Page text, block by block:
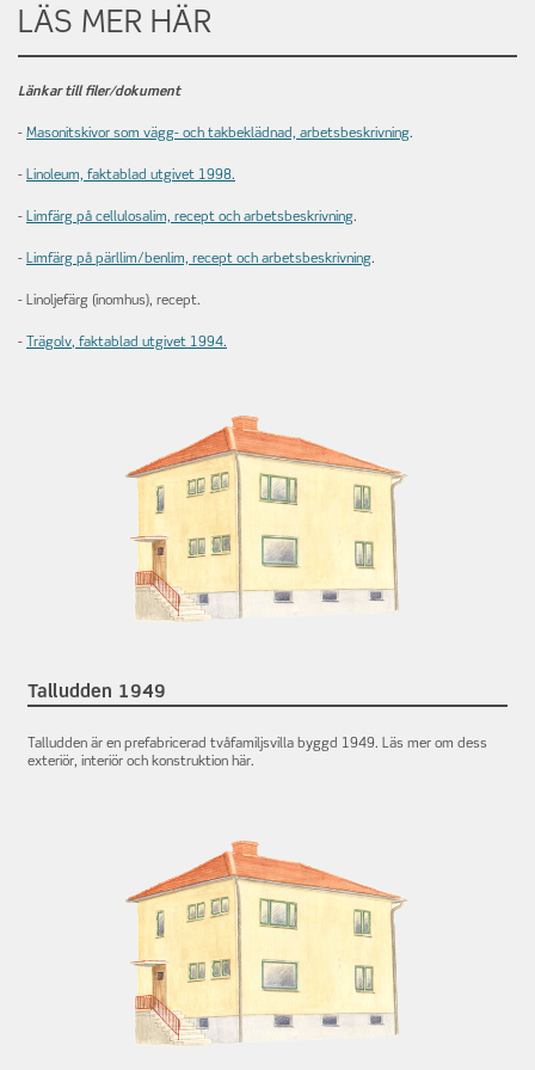
LÄS MER HÄR
Länkar till filer/dokument
- Masonitskivor som vägg- och takbeklädnad, arbetsbeskrivning.
- Linoleum, faktablad utgivet 1998.
- Limfärg på cellulosalim, recept och arbetsbeskrivning.
- Limfärg på pärllim/benlim, recept och arbetsbeskrivning.
- Linoljefärg (inomhus), recept.
- Trägolv, faktablad utgivet 1994.
Talludden 1949
Talludden är en prefabricerad tvåfamiljsvilla byggd 1949. Läs mer om dess
exteriör, interiör och konstruktion här.